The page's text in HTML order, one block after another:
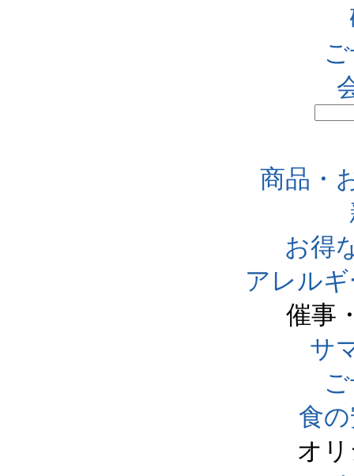
商品・
お得
アレル
催事
サ
食
オ